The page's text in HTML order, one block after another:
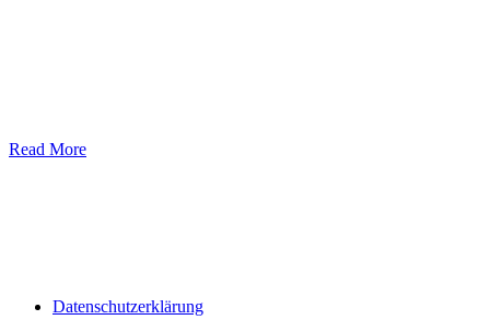
Read More
Datenschutzerklärung